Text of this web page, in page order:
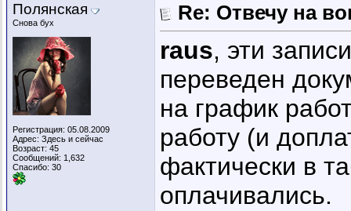
Полянская
Снова бух
Регистрация: 05.08.2009
Адрес: Здесь и сейчас
Возраст: 45
Сообщений: 1,632
Спасибо: 30
Re: Отвечу на
raus, эти
переведен
на график
работу (и
фактически в
оплачивались.